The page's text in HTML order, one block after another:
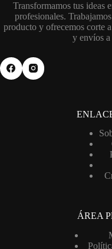
Transformamos tus ideas
profesionales.
producto y ofrecemos corte
y envíos a
ÁREA